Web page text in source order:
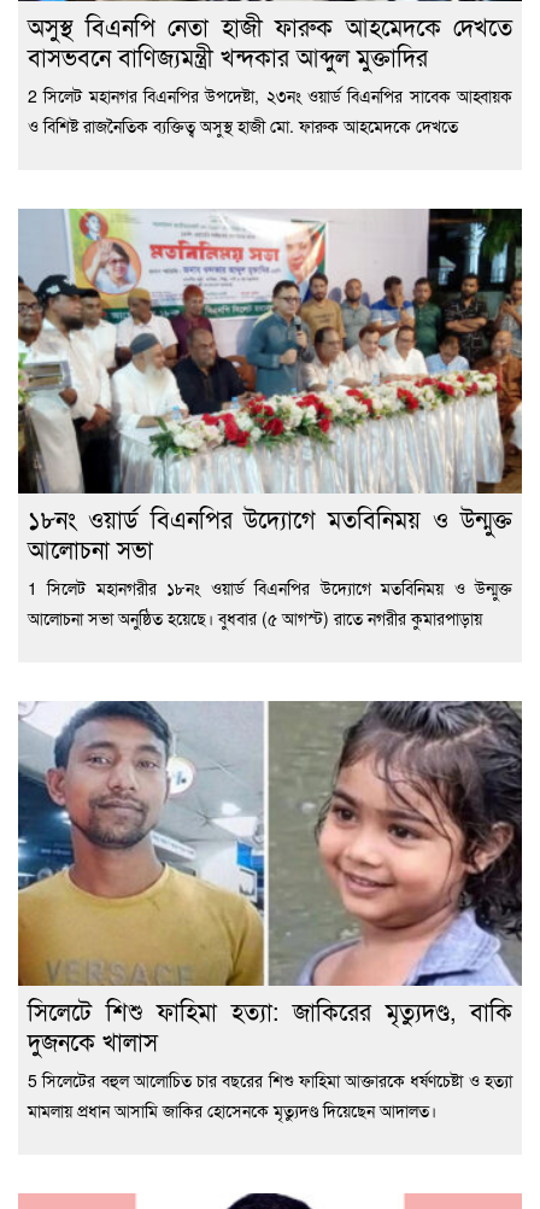
অসুস্থ বিএনপি নেতা হাজী ফারুক আহমেদকে দেখতে
বাসভবনে বাণিজ্যমন্ত্রী খন্দকার আব্দুল মুক্তাদির
2 সিলেট মহানগর বিএনপির উপদেষ্টা, ২৩নং ওয়ার্ড বিএনপির সাবেক আহ্বায়ক
ও বিশিষ্ট রাজনৈতিক ব্যক্তিত্ব অসুস্থ হাজী মো. ফারুক আহমেদকে দেখতে
১৮নং ওয়ার্ড বিএনপির উদ্যোগে মতবিনিময় ও উন্মুক্ত
আলোচনা সভা
1 সিলেট মহানগরীর ১৮নং ওয়ার্ড বিএনপির উদ্যোগে মতবিনিময় ও উন্মুক্ত
আলোচনা সভা অনুষ্ঠিত হয়েছে। বুধবার (৫ আগস্ট) রাতে নগরীর কুমারপাড়ায়
সিলেটে শিশু ফাহিমা হত্যা: জাকিরের মৃত্যুদণ্ড, বাকি
দুজনকে খালাস
5 সিলেটের বহুল আলোচিত চার বছরের শিশু ফাহিমা আক্তারকে ধর্ষণচেষ্টা ও হত্যা
মামলায় প্রধান আসামি জাকির হোসেনকে মৃত্যুদণ্ড দিয়েছেন আদালত।